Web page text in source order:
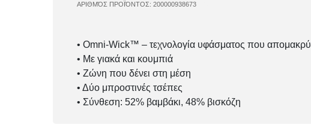
ΑΡΙΘΜΌΣ ΠΡΟΪΌΝΤΟΣ: 200000938673
• Omni-Wick™ – τεχνολογία υφάσματος που
• Με γιακά και κουμπιά
• Ζώνη που δένει στη μέση
• Δύο μπροστινές τσέπες
• Σύνθεση: 52% βαμβάκι, 48% βισκόζη